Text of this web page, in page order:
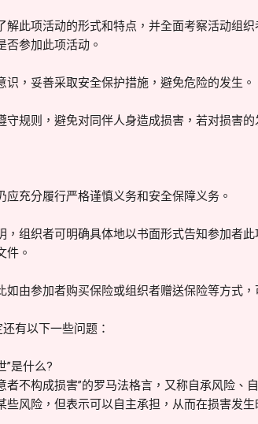
解此项活动的形式和特点，并全面考察活动组
否参加此项活动。
识，妥善采取安全保护措施，避免危险的发生。
守规则，避免对同伴人身造成损害，若对损害
应充分履行严格谨慎义务和安全保障义务。
，组织者可明确具体地以书面形式告知参加者
件。
如由参加者购买保险或组织者赠送保险等方式
有以下一些问题：
”是什么?
者不构成损害”的罗马法格言，又称自承风险
些风险，但表示可以自主承担，从而在损害发